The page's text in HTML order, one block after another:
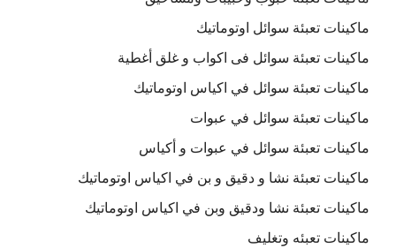
ماكينات تعبئة سوائل اوتوماتيك
ماكينات تعبئة سوائل فى اكواب و غلق أغطية
ماكينات تعبئة سوائل في اكياس اوتوماتيك
ماكينات تعبئة سوائل في عبوات
ماكينات تعبئة سوائل في عبوات و أكياس
ماكينات تعبئة نشا و دقيق و بن في اكياس اوتوماتيك
ماكينات تعبئة نشا ودقيق وبن في اكياس اوتوماتيك
ماكينات تعبئه وتغليف